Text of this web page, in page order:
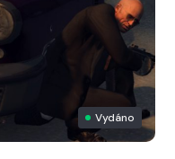
Vydáno